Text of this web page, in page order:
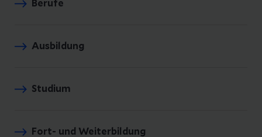
Berufe
Ausbildung
Studium
Fort- und Weiterbildung